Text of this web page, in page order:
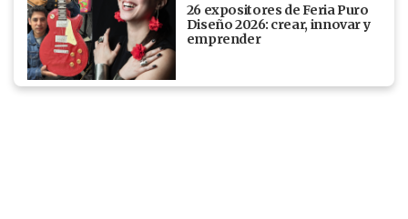
26 expositores de Feria Puro
Diseño 2026: crear, innovar y
emprender